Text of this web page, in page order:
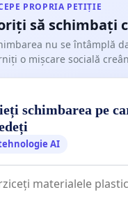
PROPRIA PETIȚIE
să schimbați
nu se întâmplă
o mișcare socială
schimbarea pe
AI